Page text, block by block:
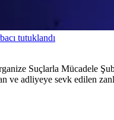
tutuklandı
Suçlarla Mücadele
ve adliyeye sevk edilen